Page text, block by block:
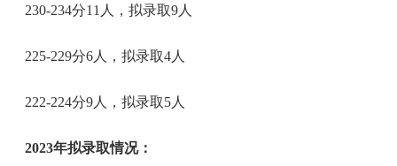
230-234分11人，拟录取9人
225-229分6人，拟录取4人
222-224分9人，拟录取5人
2023年拟录取情况：